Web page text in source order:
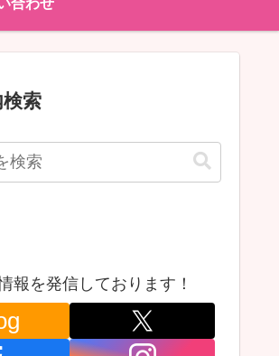
合わせ
索
報を発信しております！